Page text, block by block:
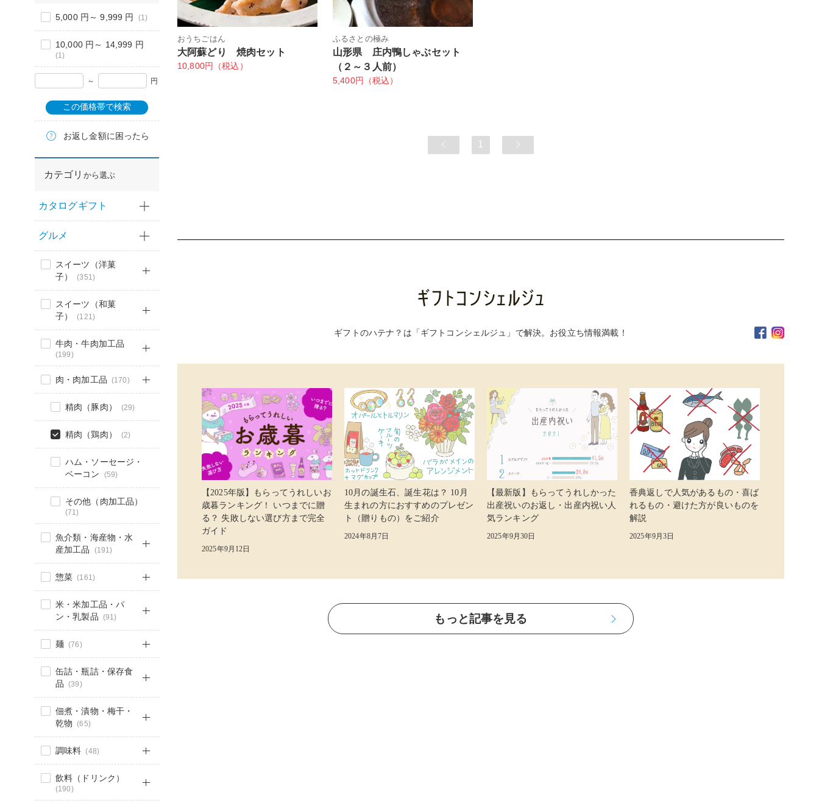
5,000 円～ 9,999 円 (1)
10,000 円～ 14,999 円
(1)
～ 円
この価格帯で検索
お返し金額に困ったら
カテゴリ から選ぶ
カタログギフト
グルメ
スイーツ（洋菓
子）
(351)
スイーツ（和菓
子）
(121)
牛肉・牛肉加工品
(199)
肉・肉加工品 (170)
精肉（豚肉） (29)
精肉（鶏肉） (2)
ハム・ソーセージ・
ベーコン
(59)
その他（肉加工品）
(71)
魚介類・海産物・水
産加工品
(191)
惣菜 (161)
米・米加工品・パ
ン・乳製品 (91)
麺 (76)
缶詰・瓶詰・保存食
品 (39)
佃煮・漬物・梅干・
乾物 (65)
調味料 (48)
飲料（ドリンク）
(190)
おうちごはん
大阿蘇どり 焼肉セット
10,800円（税込）
ふるさとの極み
山形県 庄内鴨しゃぶセット
（２～３人前）
5,400円（税込）
1
ギフトのハテナ？は「ギフトコンシェルジュ」で解決。お役立ち情報満載！
【2025年版】もらってうれしいお
歳暮ランキング！ いつまでに贈
る？ 失敗しない選び方まで完全
ガイド
2025年9月12日
10月の誕生石、誕生花は？ 10月
生まれの方におすすめのプレゼン
ト（贈りもの）をご紹介
2024年8月7日
【最新版】もらってうれしかった
出産祝いのお返し・出産内祝い人
気ランキング
2025年9月30日
香典返しで人気があるもの・喜ば
れるもの・避けた方が良いものを
解説
2025年9月3日
もっと記事を見る